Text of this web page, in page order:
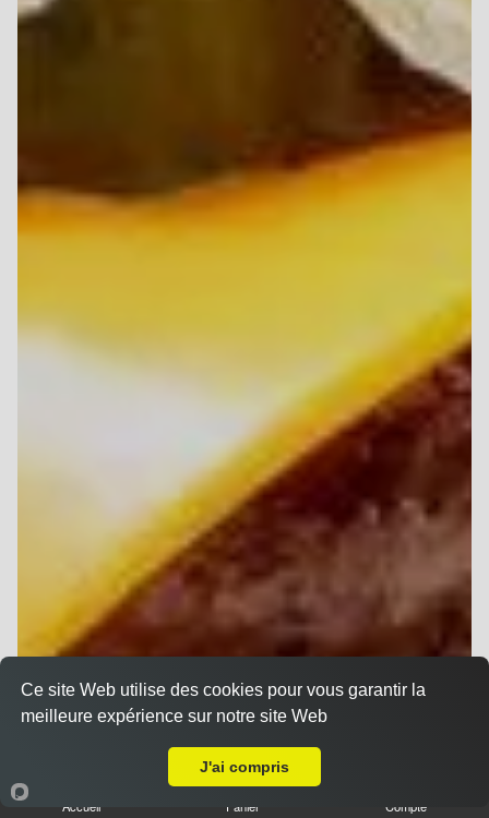
Accueil Panier Compte
Ce site Web utilise des cookies pour vous garantir la
meilleure expérience sur notre site Web
J'ai compris